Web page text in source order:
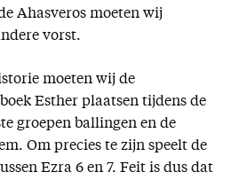
Ahasveros moeten wij
vorst.
moeten wij de
Esther plaatsen tijdens de
groepen ballingen en de
Om precies te zijn speelt de
Ezra 6 en 7. Feit is dus dat